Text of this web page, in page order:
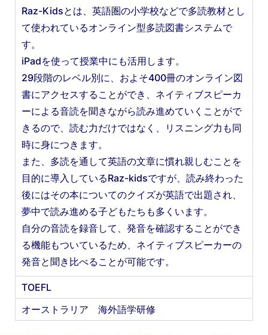
Raz-Kidsとは、英語圏の小学校などで多読教材とし
て使われているオンライン型多読図書システムで
す。
iPadを使って授業中にも活用します。
29段階のレベル別に、およそ400冊のオンライン図
書にアクセスすることができ、ネイティブスピーカ
ーによる音読を聞きながら読み進めていくことがで
きるので、読む力だけではなく、リスニング力も同
時に身につきます。
また、多読を通して英語の文章に慣れ親しむことを
目的に導入しているRaz-kidsですが、読み終わった
後にはその本についてのクイズが英語で出題され、
夢中で読み進める子どもたちも多くいます。
自分の音読を録音して、発音を確認することができ
る機能もついているため、ネイティブスピーカーの
発音と聞き比べることが可能です。
TOEFL
オーストラリア 海外語学研修